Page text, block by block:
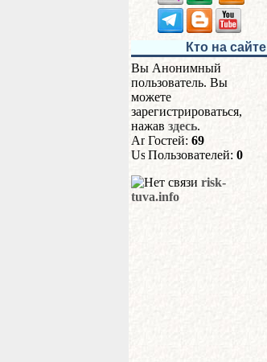
Кто на сайте
Вы Анонимный
пользователь. Вы
можете
зарегистрироваться,
нажав здесь.
Гостей: 69
Пользователей: 0
risk-
tuva.info